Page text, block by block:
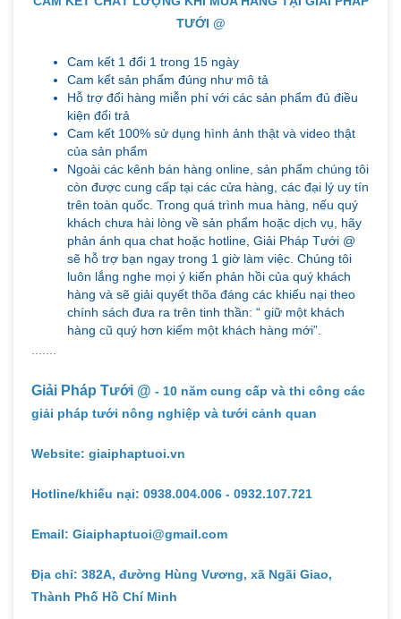
TƯỚI @
Cam kết 1 đổi 1 trong 15 ngày
Cam kết sản phẩm đúng như mô tả
Hỗ trợ đổi hàng miễn phí với các sản phẩm đủ điều
kiện đổi trả
Cam kết 100% sử dụng hình ảnh thật và video thật
của sản phẩm
Ngoài các kênh bán hàng online, sản phẩm chúng tôi
còn được cung cấp tại các cửa hàng, các đại lý uy tín
trên toàn quốc. Trong quá trình mua hàng, nếu quý
khách chưa hài lòng về sản phẩm hoặc dịch vụ, hãy
phản ánh qua chat hoặc hotline, Giải Pháp Tưới @
sẽ hỗ trợ bạn ngay trong 1 giờ làm việc. Chúng tôi
luôn lắng nghe mọi ý kiến phản hồi của quý khách
hàng và sẽ giải quyết thõa đáng các khiếu nại theo
chính sách đưa ra trên tinh thần: “ giữ một khách
hàng cũ quý hơn kiếm một khách hàng mới”.
Giải Pháp Tưới @ - 10 năm cung cấp và thi công các
giải pháp tưới nông nghiệp và tưới cảnh quan
Website: giaiphaptuoi.vn
Hotline/khiếu nại: 0938.004.006 - 0932.107.721
Email: Giaiphaptuoi@gmail.com
Địa chỉ: 382A, đường Hùng Vương, xã Ngãi Giao,
Thành Phố Hồ Chí Minh